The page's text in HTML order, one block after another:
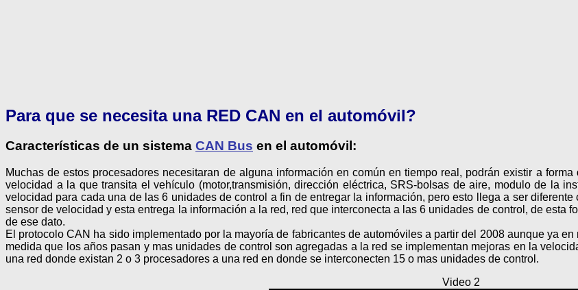
Para que se necesita una RED CAN en el automóvil?
Características de un sistema CAN Bus en el automóvil:
Muchas de estos procesadores necesitaran de alguna información en común en tiempo real, podrán existir a
velocidad a la que transita el vehículo (motor,transmisión, dirección eléctrica, SRS-bolsas de aire, modulo de la
velocidad para cada una de las 6 unidades de control a fin de entregar la información, pero esto llega a ser
sensor de velocidad y esta entrega la información a la red, red que interconecta a las 6 unidades de control, de esta
de ese dato.
El protocolo CAN ha sido implementado por la mayoría de fabricantes de automóviles a partir del 2008 aunque ya
medida que los años pasan y mas unidades de control son agregadas a la red se implementan mejoras en la
una red donde existan 2 o 3 procesadores a una red en donde se interconecten 15 o mas unidades de control.
Video 2